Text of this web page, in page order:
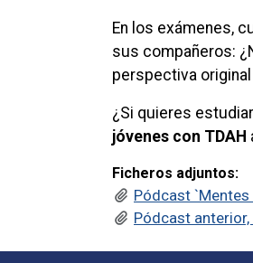
En los exámenes,
sus compañeros:
perspectiva
¿Si quieres
jóvenes con TDAH
Ficheros adjuntos:
Pódcast `Mentes
Pódcast